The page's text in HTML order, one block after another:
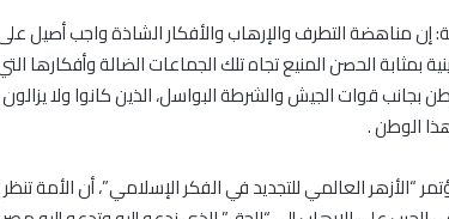
إن مناهضة التطرف والإرهاب والأفكار الشاذة واجب أصيل
الحصن المنيع تجاه تلك الجماعات الضالة وأفكارها
بجانب قوات الجيش والشرطة البواسل، الذين كانوا ولا
الوطن .
“الأزهر العالمي للتجديد في الفكر الإسلامي”، أن الأمة تنظر
6 أغسطس 2026
اليوم شديد الحرارة نهارا..
43 درجة
التصفيات
النهائية
للموسم
الخامس
من
للقراءة
الشيخ
التصفيات
الخامس
للقراءة